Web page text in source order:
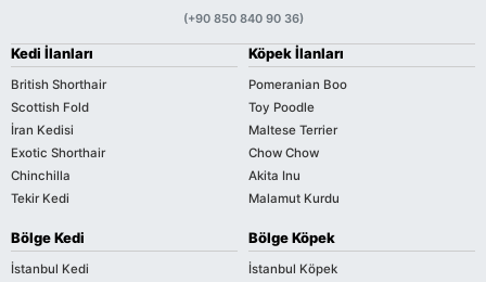
(+90 850 840 90 36)
Kedi İlanları
British Shorthair
Scottish Fold
İran Kedisi
Exotic Shorthair
Chinchilla
Tekir Kedi
Köpek İlanları
Pomeranian Boo
Toy Poodle
Maltese Terrier
Chow Chow
Akita Inu
Malamut Kurdu
Bölge Kedi
İstanbul Kedi
Bölge Köpek
İstanbul Köpek